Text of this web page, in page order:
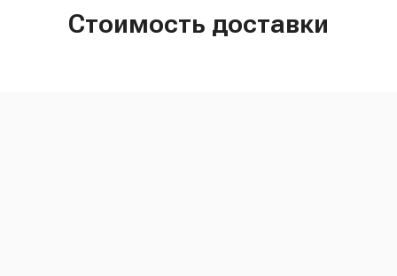
Стоимость доставки